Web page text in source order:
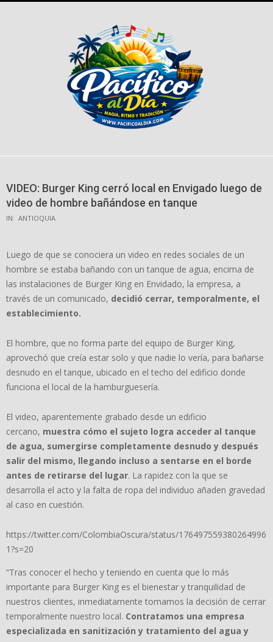
VIDEO: Burger King cerró local en Envigado luego de
video de hombre bañándose en tanque
IN: ANTIOQUIA
Luego de que se conociera un video en redes sociales de un
hombre se estaba bañando con un tanque de agua, encima de
las instalaciones de Burger King en Envidado, la empresa, a
través de un comunicado, decidió cerrar, temporalmente, el
establecimiento.
El hombre, que no forma parte del equipo de Burger King,
aprovechó que creía estar solo y que nadie lo vería, para bañarse
desnudo en el tanque, ubicado en el techo del edificio donde
funciona el local de la hamburguesería.
El video, aparentemente grabado desde un edificio
cercano, muestra cómo el sujeto logra acceder al tanque
de agua, sumergirse completamente desnudo y después
salir del mismo, llegando incluso a sentarse en el borde
antes de retirarse del lugar. La rapidez con la que se
desarrolla el acto y la falta de ropa del individuo añaden gravedad
al caso en cuestión.
https://twitter.com/ColombiaOscura/status/176497559380264996
1?s=20
“Tras conocer el hecho y teniendo en cuenta que lo más
importante para Burger King es el bienestar y tranquilidad de
nuestros clientes, inmediatamente tomamos la decisión de cerrar
temporalmente nuestro local. Contratamos una empresa
especializada en sanitización y tratamiento del agua y